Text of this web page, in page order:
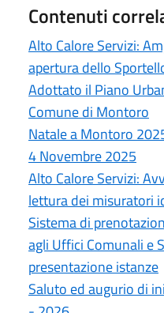
Contenuti
Alto Calore Servizi:
apertura dello
Adottato il Piano
Comune di Montoro
Natale a Montoro
4 Novembre 2025
Alto Calore Servizi:
lettura dei misuratori
Sistema di
agli Uffici Comunali e
presentazione istanze
Saluto ed augurio di